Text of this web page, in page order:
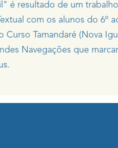
é resultado de um
com os alunos do 6º
Tamandaré (Nova
Navegações que